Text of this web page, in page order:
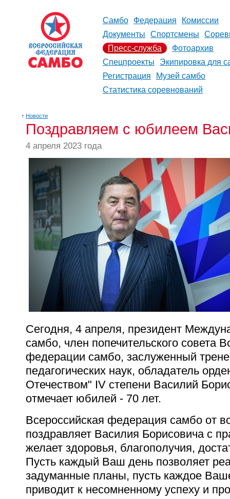
Самбо Федерация
Комиссии
Документы
Спортсмены
Пресс-служба
Фотоархив
Спецпроекты
Экипировка для
Регистрация
Музей самбо
Статистика соревнований
↑ Новости
Поздравляем с юбилеем
4 апреля 2023 года
Сегодня, 4 апреля, президент
самбо, член попечительского совета
федерации самбо, заслуженный
педагогических наук, обладатель
Отечеством" IV степени Василий
отмечает юбилей - 70 лет.
Всероссийская федерация самбо от
поздравляет Василия Борисовича с
желает здоровья, благополучия,
Пусть каждый Ваш день позволяет
задуманные планы, пусть каждое
приводит к несомненному успеху и